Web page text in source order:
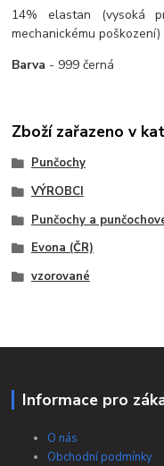
14% elastan (vysoká
mechanickému poškození)
Barva - 999 černá
Zboží zařazeno v
Punčochy
VÝROBCI
Punčochy a
Evona (ČR)
vzorované
Informace pro
O nás
Obchodní podmínky